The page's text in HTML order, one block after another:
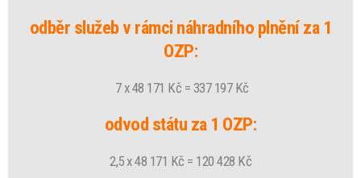
odběr služeb v rámci náhradního plnění za 1
OZP:
7 x 48 171 Kč = 337 197 Kč
odvod státu za 1 OZP:
2,5 x 48 171 Kč = 120 428 Kč